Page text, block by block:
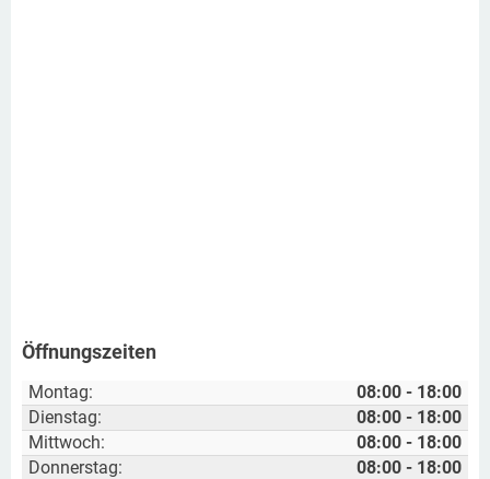
Öffnungszeiten
Montag:
08:00 - 18:00
Dienstag:
08:00 - 18:00
Mittwoch:
08:00 - 18:00
Donnerstag:
08:00 - 18:00